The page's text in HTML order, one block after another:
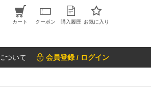
カート クーポン 購入履歴 お気に入り
ついて 会員登録 / ログイン